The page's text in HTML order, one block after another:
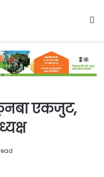
एकजुट,